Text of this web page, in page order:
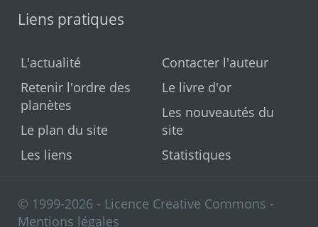
Liens pratiques
L'actualité
Retenir l'ordre des
planètes
Le plan du site
Les liens
Contacter l'auteur
Le livre d'or
Les nouveautés du
site
Statistiques
© 1999-2026 - Licence Creative Commons -
Mentions légales